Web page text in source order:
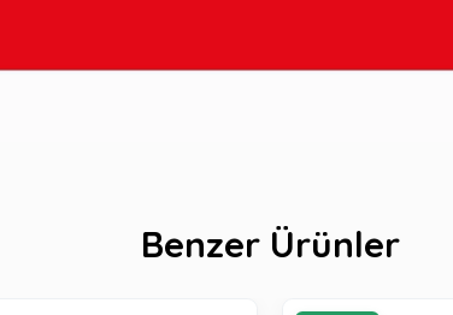
Benzer Ürünler